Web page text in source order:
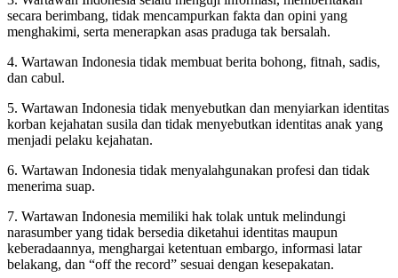
secara berimbang, tidak mencampurkan fakta dan opini yang
menghakimi, serta menerapkan asas praduga tak bersalah.
4. Wartawan Indonesia tidak membuat berita bohong, fitnah, sadis,
dan cabul.
5. Wartawan Indonesia tidak menyebutkan dan menyiarkan identitas
korban kejahatan susila dan tidak menyebutkan identitas anak yang
menjadi pelaku kejahatan.
6. Wartawan Indonesia tidak menyalahgunakan profesi dan tidak
menerima suap.
7. Wartawan Indonesia memiliki hak tolak untuk melindungi
narasumber yang tidak bersedia diketahui identitas maupun
keberadaannya, menghargai ketentuan embargo, informasi latar
belakang, dan “off the record” sesuai dengan kesepakatan.